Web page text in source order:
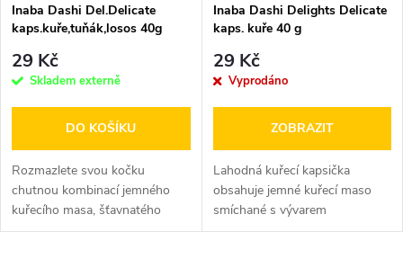
Inaba Dashi Del.Delicate
kaps.kuře,tuňák,losos 40g
29 Kč
Skladem externě
DO KOŠÍKU
Rozmazlete svou kočku
chutnou kombinací jemného
kuřecího masa, šťavnatého
tuňáka a lahodného lososa. Vše
Inaba Dashi Delights Delicate
kaps. kuře 40 g
29 Kč
Vyprodáno
ZOBRAZIT
Lahodná kuřecí kapsička
obsahuje jemné kuřecí maso
smíchané s vývarem
z hřebenatky a japonským